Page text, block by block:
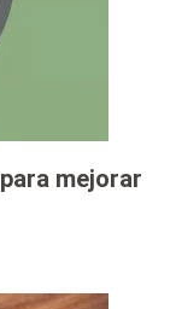
mejorar